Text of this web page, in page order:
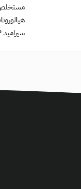
سيراميد AP، سيراميد EOP.